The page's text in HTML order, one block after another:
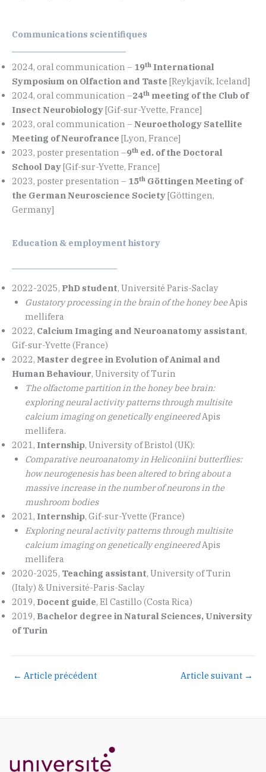
Communications scientifiques
2024, oral communication – 19th International
Symposium on Olfaction and Taste [Reykjavík, Iceland]
2024, oral communication –24th meeting of the Club of
Insect Neurobiology[Gif-sur-Yvette, France]
2023, oral communication – Neuroethology Satellite
Meeting of Neurofrance [Lyon, France]
2023, poster presentation –9th ed. of the Doctoral
School Day[Gif-sur-Yvette, France]
2023, poster presentation – 15th Göttingen Meeting of
the German Neuroscience Society[Göttingen,
Germany]
Education & employment history
2022-2025, PhD student, Université Paris-Saclay
Gustatory processing in the brain of the honey beeApis
mellifera
2022, Calcium Imaging and Neuroanatomy assistant,
Gif-sur-Yvette (France)
2022, Master degree in Evolution of Animal and
Human Behaviour, University of Turin
The olfactome partition in the honey bee brain:
exploring neural activity patterns through multisite
calcium imaging on genetically engineeredApis
mellifera.
2021, Internship, University of Bristol (UK):
Comparative neuroanatomy in Heliconiini butterflies:
how neurogenesis has been altered to bring about a
massive increase in the number of neurons in the
mushroom bodies
2021, Internship, Gif-sur-Yvette (France)
Exploring neural activity patterns through multisite
calcium imaging on genetically engineeredApis
mellifera
2020-2025, Teaching assistant, University of Turin
(Italy) & Université-Paris-Saclay
2019, Docent guide, El Castillo (Costa Rica)
2019, Bachelor degree in Natural Sciences, University
of Turin
← Article précédent Article suivant →